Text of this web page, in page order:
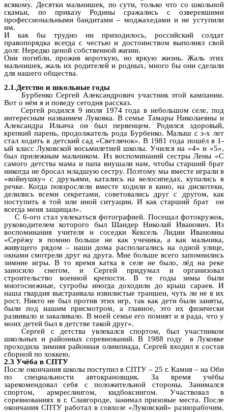
всякому. Десятки мальчишек, по сути, только что со школьной
скамьи, по приказу Родины сражались с озверевшими
профессиональными бандитами – моджахедами и не уступили
им.
И как бы трудно ни приходилось, российский солдат
правопорядка всегда с честью и достоинством выполнял свой
долг. Нередко ценой собственной жизни.
Они погибли, прожив короткую, но яркую жизнь. Жаль этих
мальчишек, жаль их родителей и родных, много бы они сделали
для нашего общества.
2.1.Детство и школьные годы
Бурбенко Сергей Александрович участник этой кампании.
Вот о нём я и поведу сегодня рассказ.
Сергей родился 9 июля 1974 года в небольшом селе, под
интересным названием Луковка. В семье Тамары Николаевны и
Александра Ильича он был первенцем. Родился здоровый,
крепкий парень, продолжатель рода Бурбенко. Малыш с з-х лет
стал ходить в детский сад «Светлячок». В 1981 года пошёл в 1-
ый класс Луковской восьмилетней школы. Учился на «4» и «5»,
был прилежным мальчиком. Из воспоминаний сестры Лены «С
самого детства мама и папа внушали нам, чтобы старший брат
никогда не бросал младшую сестру. Поэтому мы вместе играли в
«войнушку» с друзьями, катались на велосипедах, купались в
речке. Когда повзрослели вместе ходили в кино, на дискотеки,
делились всеми секретами, советовались друг с другом, как
поступить в той или иной ситуации. И как старший брат он
всегда меня защищал».
С 6-ого стал увлекаться фотографией. Посещал фотокружок,
руководителем которого был Шандер Николай Иванович. Из
воспоминания учителя и соседки Кексель Лидии Ивановны
«Серёжу я помню больше не как ученика, а как мальчика,
живущего рядом – наши дома располагались на одной улице,
окнами смотрели друг на друга. Мне больше всего запомнились
зимние игры. В то время катка в селе не было, лёд на реке
заносило снегом, и Сергей придумал и организовал
строительство военной крепости. В те годы зимы были
многоснежные, сугробы иногда доходили до крыш сараев. И
наша гвардия выстраивала извилистые траншеи, чуть ли не в их
рост. Никто не был против этих игр, так как дети были заняты,
были под нашим присмотром, а главное, это их физически
развивало и закаливало. В моей семье его помнят и я рада, что у
моих детей был в детстве такой друг».
Сергей с детства увлекался спортом, был участником
школьных и районных соревнований. В 1988 году в Луковке
проходила зимняя районная олимпиада, Сергей входил в состав
сборной по хоккею.
2.3 Учёба в СПТУ
После окончания школы поступил в СПТУ – 25 г. Камня – на Оби
по специальности автокрановщик. За время учёбы
зарекомендовал себя с положительной стороны. Занимался
спортом, армреслингом, кидбоксингом. Участвовал в
соревнованиях в г. Славгороде, занимал призовые места. После
окончания СПТУ работал в совхозе «Луковский» разнорабочим.